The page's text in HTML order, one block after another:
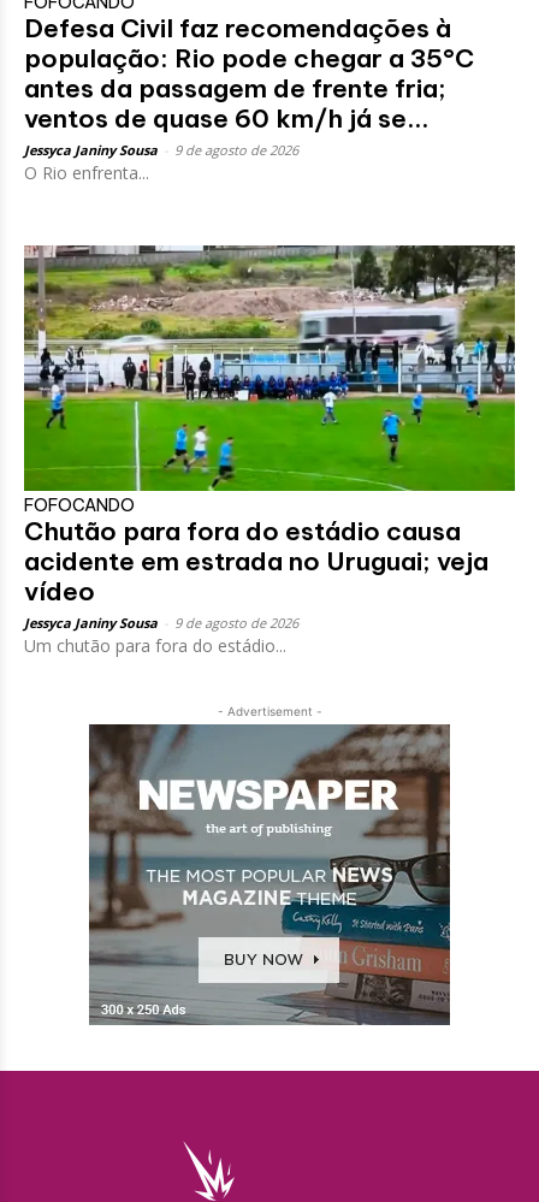
Defesa Civil faz recomendações à
população: Rio pode chegar a 35°C
antes da passagem de frente fria;
ventos de quase 60 km/h já se...
Jessyca Janiny Sousa 9 de agosto de 2026
O Rio enfrenta...
FOFOCANDO
Chutão para fora do estádio causa
acidente em estrada no Uruguai; veja
vídeo
Jessyca Janiny Sousa 9 de agosto de 2026
Um chutão para fora do estádio...
- Advertisement -